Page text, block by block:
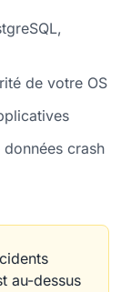
de votre OS
crash
au-dessus